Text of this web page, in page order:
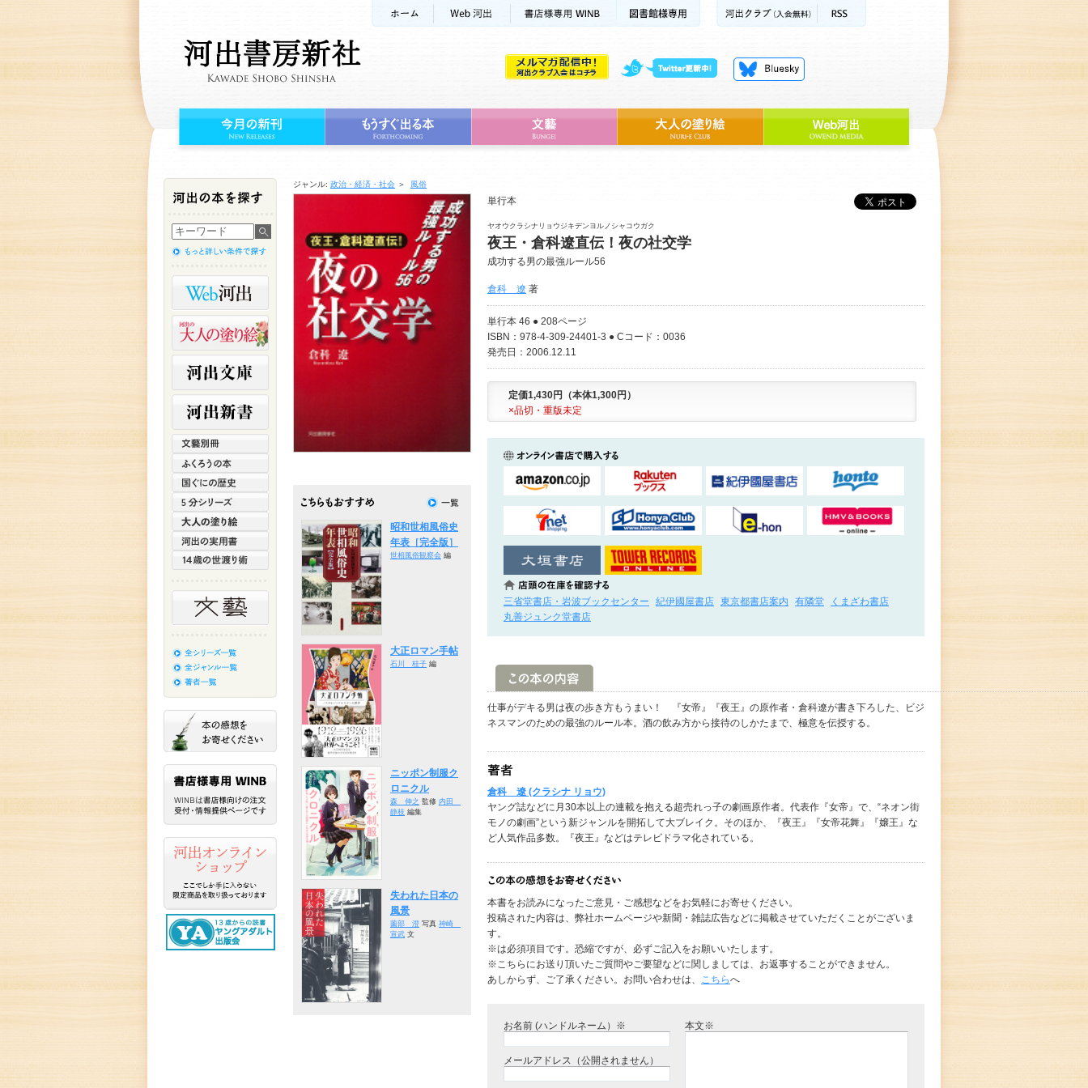
ジャンル: 政治・経済・社会 ＞ 風俗
単行本
ヤオウクラシナリョウジキデンヨルノシャコウガク
夜王・倉科遼直伝！夜の社交学
成功する男の最強ルール56
倉科 遼 著
単行本 46 ● 208ページ
ISBN：978-4-309-24401-3 ● Cコード：0036
発売日：2006.12.11
定価1,430円（本体1,300円）
×品切・重版未定
三省堂書店・岩波ブックセンター 紀伊國屋書店 東京都書店案内 有隣堂
くまざわ書店
丸善ジュンク堂書店
仕事がデキる男は夜の歩き方もうまい！ 『女帝』『夜王』の原作者・倉科遼が書き下ろした、ビジ
ネスマンのための最強のルール本。酒の飲み方から接待のしかたまで、極意を伝授する。
倉科 遼 (クラシナ リョウ)
ヤング誌などに月30本以上の連載を抱える超売れっ子の劇画原作者。代表作『女帝』で、“ネオン街
モノの劇画”という新ジャンルを開拓して大ブレイク。そのほか、『夜王』『女帝花舞』『嬢王』な
ど人気作品多数。『夜王』などはテレビドラマ化されている。
本書をお読みになったご意見・ご感想などをお気軽にお寄せください。
投稿された内容は、弊社ホームページや新聞・雑誌広告などに掲載させていただくことがございま
す。
※は必須項目です。恐縮ですが、必ずご記入をお願いいたします。
※こちらにお送り頂いたご質問やご要望などに関しましては、お返事することができません。
あしからず、ご了承ください。お問い合わせは、 こちらへ
お名前 (ハンドルネーム）※
メールアドレス（公開されません）
本文※
昭和世相風俗史
年表［完全版］
世相風俗観察会 編
大正ロマン手帖
石川 桂子 編
ニッポン制服ク
ロニクル
森 伸之 監修 内田
静枝 編集
失われた日本の
風景
薗部 澄 写真 神崎
宣武 文